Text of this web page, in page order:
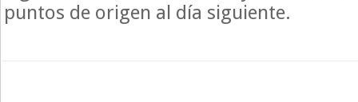
puntos de origen al día siguiente.